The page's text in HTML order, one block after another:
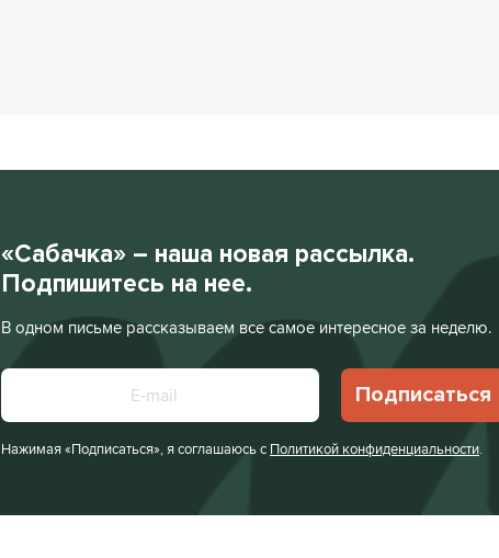
«Сабачка» – наша новая рассылка.
Подпишитесь на нее.
В одном письме рассказываем все самое интересное за неделю.
Подписаться
Нажимая «Подписаться», я соглашаюсь с Политикой конфиденциальности.